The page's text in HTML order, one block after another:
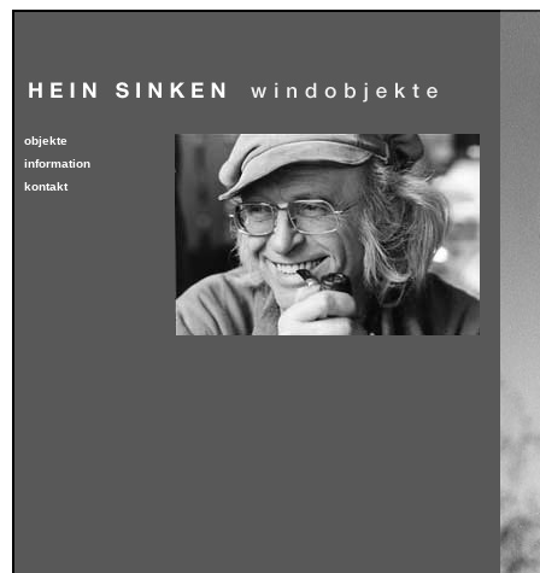
objekte
information
kontakt